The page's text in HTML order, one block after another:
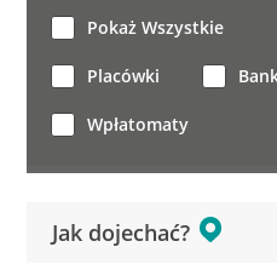
Jak dojechać?
Pokaż Wszystkie
Placówki
Wpłatomaty